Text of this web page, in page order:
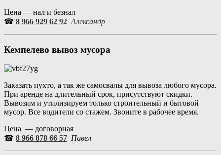
Цена — нал и безнал
☎ 8 966 929 62 92 Александр
Кемпелево вывоз мусора
Заказать пухто, а так же самосвалы для вывоза любого мусора.
При аренде на длительный срок, присутствуют скидки.
Вывозим и утилизируем только строительный и бытовой
мусор. Все водители со стажем. Звоните в рабочее время.
Цена — договорная
☎ 8 966 878 66 57 Павел